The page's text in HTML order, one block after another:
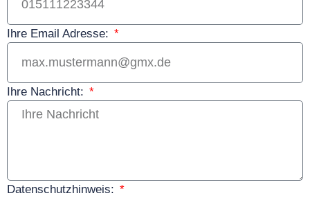
Ihre Email Adresse:
Ihre Nachricht:
Datenschutzhinweis: